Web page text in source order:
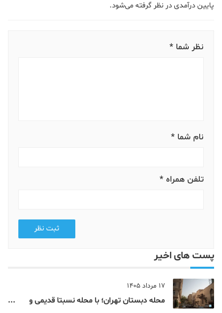
پایین درآمدی در نظر گرفته می‌شود.
نظر شما *
نام شما *
تلفن همراه *
ثبت نظر
پست های اخیر
17 مرداد 1405
محله دبستان تهران؛ با محله نسبتا قدیمی و